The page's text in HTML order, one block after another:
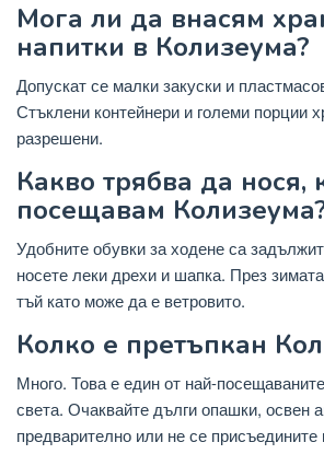
Мога ли да внасям
напитки в Колизеума?
Допускат се малки закуски и
Стъклени контейнери и големи порции
разрешени.
Какво трябва да нося,
посещавам
Удобните обувки за ходене са
носете леки дрехи и шапка. През
тъй като може да е ветровито.
Колко е претъпкан
Много. Това е един от най-
света. Очаквайте дълги опашки, освен
предварително или не се